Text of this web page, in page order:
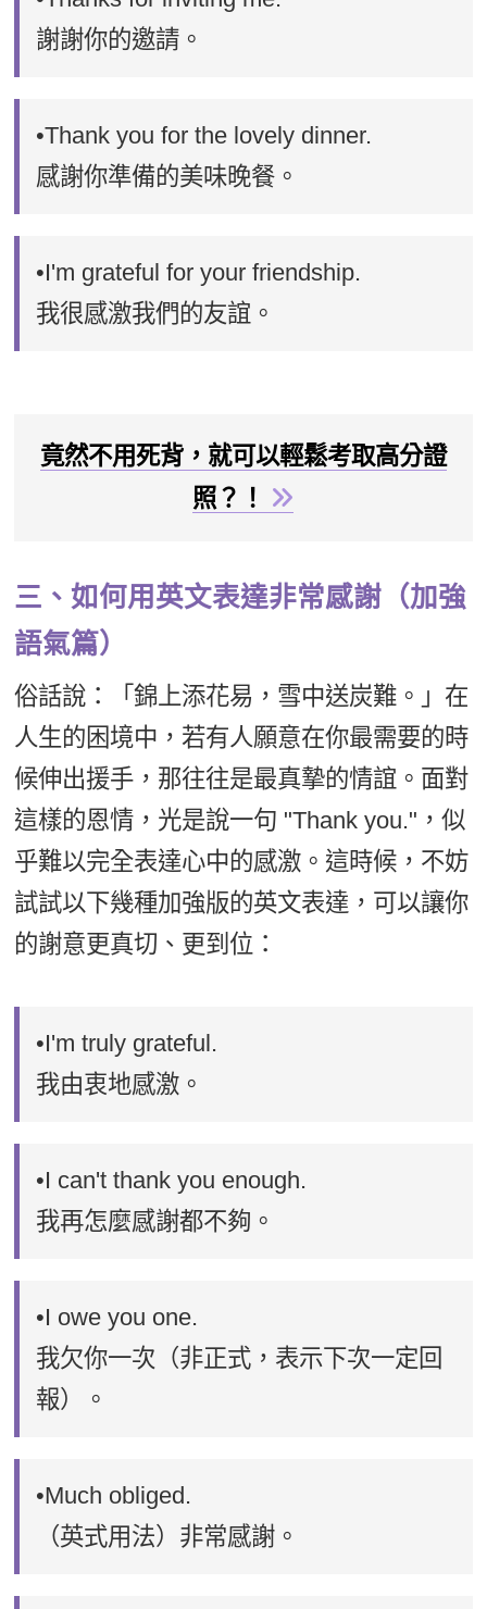
謝謝你的邀請。
•Thank you for the lovely dinner.
感謝你準備的美味晚餐。
•I'm grateful for your friendship.
我很感激我們的友誼。
竟然不用死背，就可以輕鬆考取高分證
照？！
三、如何用英文表達非常感謝（加強
語氣篇）
俗話說：「錦上添花易，雪中送炭難。」在
人生的困境中，若有人願意在你最需要的時
候伸出援手，那往往是最真摯的情誼。面對
這樣的恩情，光是說一句 "Thank you."，似
乎難以完全表達心中的感激。這時候，不妨
試試以下幾種加強版的英文表達，可以讓你
的謝意更真切、更到位：
•I'm truly grateful.
我由衷地感激。
•I can't thank you enough.
我再怎麼感謝都不夠。
•I owe you one.
我欠你一次（非正式，表示下次一定回
報）。
•Much obliged.
（英式用法）非常感謝。